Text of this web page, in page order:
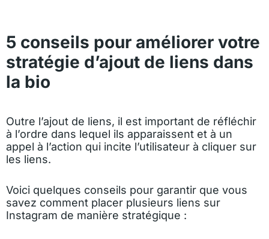
5 conseils pour améliorer votre
stratégie d’ajout de liens dans
la bio
Outre l’ajout de liens, il est important de réfléchir
à l’ordre dans lequel ils apparaissent et à un
appel à l’action qui incite l’utilisateur à cliquer sur
les liens.
Voici quelques conseils pour garantir que vous
savez comment placer plusieurs liens sur
Instagram de manière stratégique :